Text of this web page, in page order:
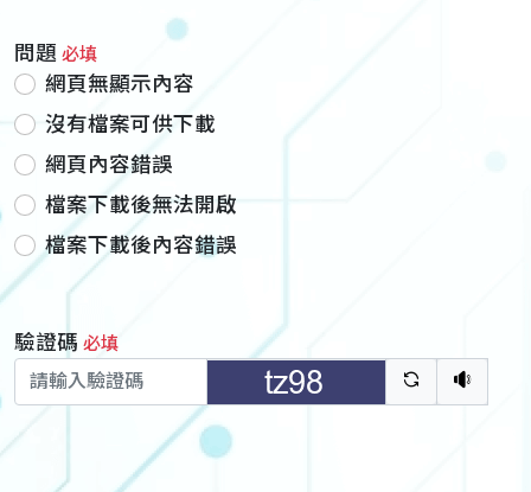
問題 必填
網頁無顯示內容
沒有檔案可供下載
網頁內容錯誤
檔案下載後無法開啟
檔案下載後內容錯誤
驗證碼 必填
驗證碼重新
聽語